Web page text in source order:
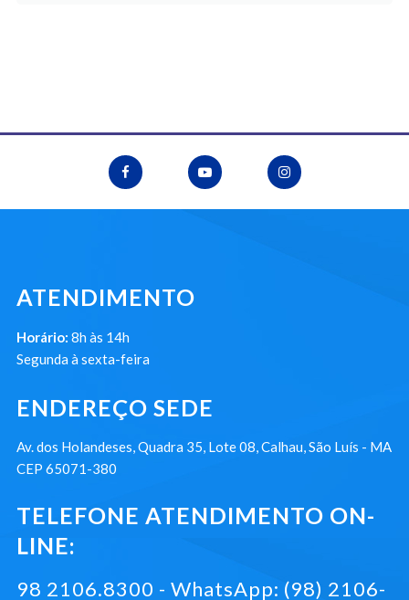
ATENDIMENTO
Horário: 8h às 14h
Segunda à sexta-feira
ENDEREÇO SEDE
Av. dos Holandeses, Quadra 35, Lote 08, Calhau, São Luís - MA
CEP 65071-380
TELEFONE ATENDIMENTO ON-
LINE:
98 2106.8300 - WhatsApp: (98) 2106-